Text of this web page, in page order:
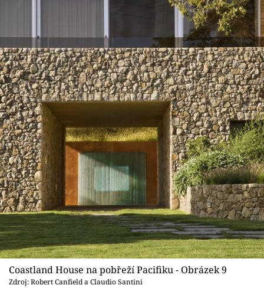
Coastland House na pobřeží Pacifiku - Obrázek 9
Zdroj: Robert Canfield a Claudio Santini